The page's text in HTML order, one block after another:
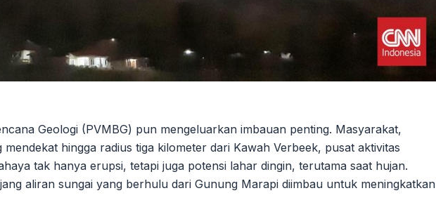
Geologi (PVMBG) pun mengeluarkan imbauan penting. Masyarakat,
hingga radius tiga kilometer dari Kawah Verbeek, pusat aktivitas
tak hanya erupsi, tetapi juga potensi lahar dingin, terutama saat hujan.
aliran sungai yang berhulu dari Gunung Marapi diimbau untuk meningkatkan